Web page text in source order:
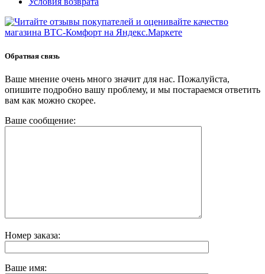
Обратная связь
Ваше мнение очень много значит для нас. Пожалуйста,
опишите подробно вашу проблему, и мы постараемся ответить
вам как можно скорее.
Ваше сообщение:
Номер заказа:
Ваше имя: